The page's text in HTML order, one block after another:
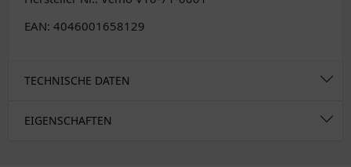
EAN: 4046001658129
TECHNISCHE DATEN
EIGENSCHAFTEN